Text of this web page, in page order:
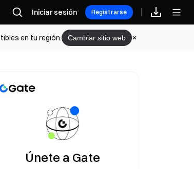
Recompensas
Iniciar sesión Registrarse
en tu región. Cambiar sitio web
la batalla en el nivel de $0.0000648
Únete a Gate